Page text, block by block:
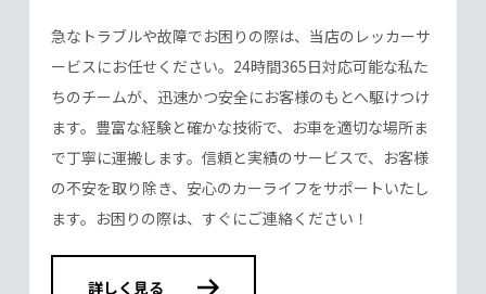
急なトラブルや故障でお困りの際は、当店のレッカーサ
ービスにお任せください。24時間365日対応可能な私た
ちのチームが、迅速かつ安全にお客様のもとへ駆けつけ
ます。豊富な経験と確かな技術で、お車を適切な場所ま
で丁寧に運搬します。信頼と実績のサービスで、お客様
の不安を取り除き、安心のカーライフをサポートいたし
ます。お困りの際は、すぐにご連絡ください！
詳しく見る